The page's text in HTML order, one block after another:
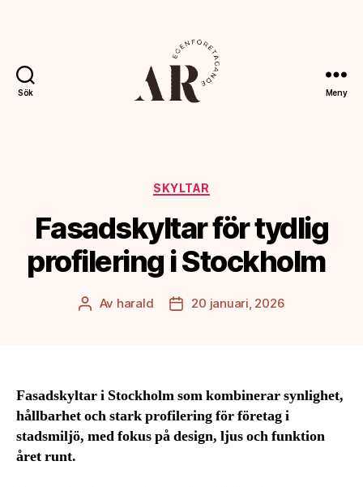
Sök Meny
Kategorier
SKYLTAR
Fasadskyltar för tydlig
profilering i Stockholm
Inläggsförfattare
Av harald Inläggsdatum
20 januari, 2026
Fasadskyltar i Stockholm som kombinerar synlighet,
hållbarhet och stark profilering för företag i
stadsmiljö, med fokus på design, ljus och funktion
året runt.